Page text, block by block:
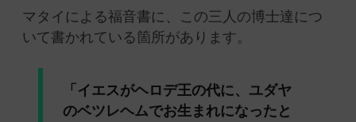
マタイによる福音書に、この三人の博士達につ
いて書かれている箇所があります。
「イエスがヘロデ王の代に、ユダヤ
のベツレヘムでお生まれになったと